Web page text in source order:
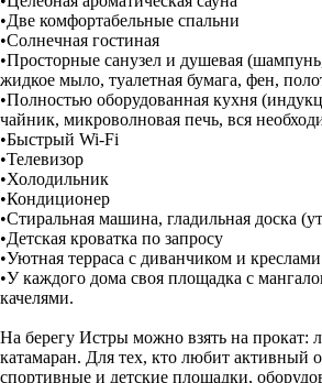
•Две комфортабельные спальни
•Солнечная гостиная
•Просторные санузел и душевая
жидкое мыло, туалетная бумага, фен,
•Полностью оборудованная кухня
чайник, микроволновая печь, вся
•Быстрый Wi-Fi
•Телевизор
•Холодильник
•Кондиционер
•Стиральная машина, гладильная доска
•Детская кроватка по запросу
•Уютная терраса с диванчиком и
•У каждого дома своя площадка с
качелями.
На берегу Истры можно взять на прокат:
катамаран. Для тех, кто любит активный
спортивные и детские площадки,